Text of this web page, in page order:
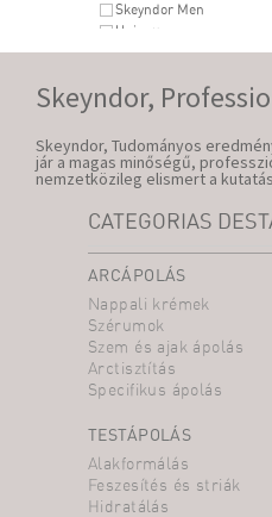
Skeyndor Men
Uniqcure
Skeyndor,
Skeyndor, Tudományos
jár a magas minőségű,
nemzetközileg elismert a
CATEGORIAS
ARCÁPOLÁS
Nappali krémek
Szérumok
Szem és ajak ápolás
Arctisztítás
Specifikus ápolás
TESTÁPOLÁS
Alakformálás
Feszesítés és striák
Hidratálás